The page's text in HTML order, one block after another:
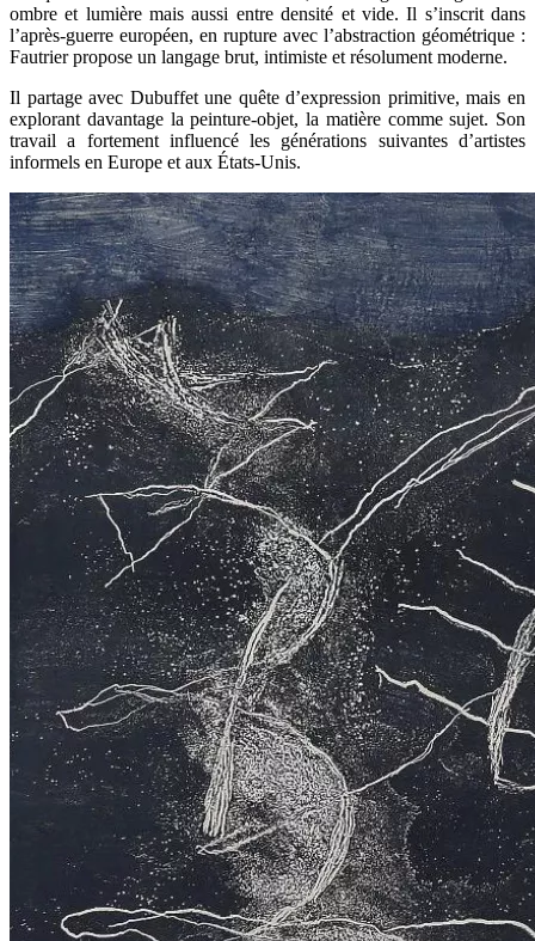
ombre et lumière mais aussi entre densité et vide. Il s’inscrit dans
l’après-guerre européen, en rupture avec l’abstraction géométrique :
Fautrier propose un langage brut, intimiste et résolument moderne.
Il partage avec Dubuffet une quête d’expression primitive, mais en
explorant davantage la peinture-objet, la matière comme sujet. Son
travail a fortement influencé les générations suivantes d’artistes
informels en Europe et aux États-Unis.